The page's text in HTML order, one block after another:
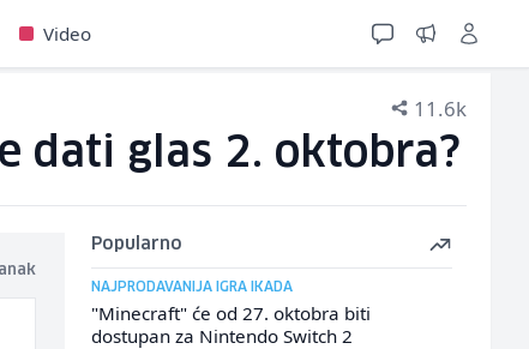
Video
11.6k
dati glas 2. oktobra?
Popularno
NAJPRODAVANIJA IGRA IKADA
"Minecraft" će od 27. oktobra biti
dostupan za Nintendo Switch 2